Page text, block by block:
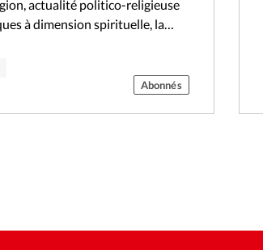
actualité politico-religieuse
à dimension spirituelle, la
Abonnés